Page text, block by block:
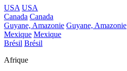
USA USA
Canada Canada
Guyane, Amazonie Guyane, Amazonie
Mexique Mexique
Brésil Brésil
Afrique